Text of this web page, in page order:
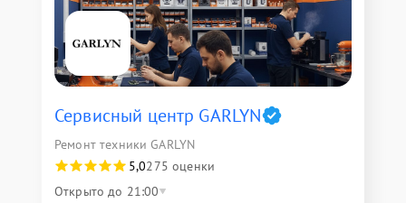
Сервисный центр GARLYN
Ремонт техники GARLYN
5,0275 оценки
Открыто до 21:00